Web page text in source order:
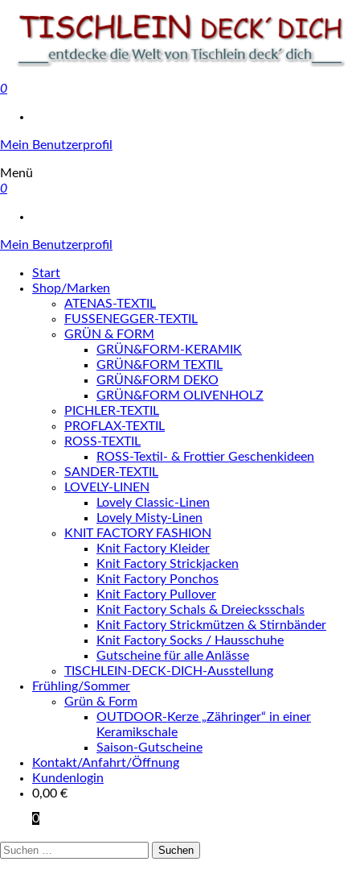
0
Mein Benutzerprofil
Menü
0
Mein Benutzerprofil
Start
Shop/Marken
ATENAS-TEXTIL
FUSSENEGGER-TEXTIL
GRÜN & FORM
GRÜN&FORM-KERAMIK
GRÜN&FORM TEXTIL
GRÜN&FORM DEKO
GRÜN&FORM OLIVENHOLZ
PICHLER-TEXTIL
PROFLAX-TEXTIL
ROSS-TEXTIL
ROSS-Textil- & Frottier Geschenkideen
SANDER-TEXTIL
LOVELY-LINEN
Lovely Classic-Linen
Lovely Misty-Linen
KNIT FACTORY FASHION
Knit Factory Kleider
Knit Factory Strickjacken
Knit Factory Ponchos
Knit Factory Pullover
Knit Factory Schals & Dreiecksschals
Knit Factory Strickmützen & Stirnbänder
Knit Factory Socks / Hausschuhe
Gutscheine für alle Anlässe
TISCHLEIN-DECK-DICH-Ausstellung
Frühling/Sommer
Grün & Form
OUTDOOR-Kerze „Zähringer“ in einer
Keramikschale
Saison-Gutscheine
Kontakt/Anfahrt/Öffnung
Kundenlogin
0,00 €
0
Suchen